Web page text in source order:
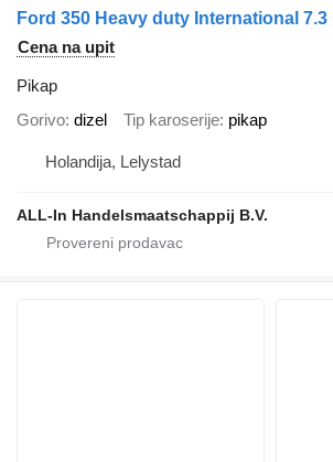
Ford 350 Heavy duty International 7.3
Cena na upit
Pikap
Gorivo dizel Tip karoserije pikap
Holandija, Lelystad
ALL-In Handelsmaatschappij B.V.